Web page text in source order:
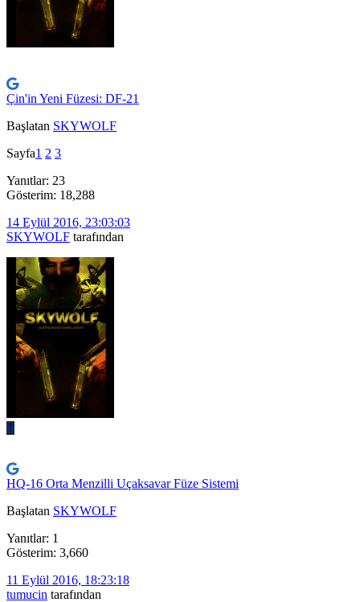
Çin'in Yeni Füzesi: DF-21
Başlatan SKYWOLF
Sayfa1 2 3
Yanıtlar: 23
Gösterim: 18,288
14 Eylül 2016, 23:03:03
SKYWOLF tarafından
T
HQ-16 Orta Menzilli Uçaksavar Füze Sistemi
Başlatan SKYWOLF
Yanıtlar: 1
Gösterim: 3,660
11 Eylül 2016, 18:23:18
tumucin tarafından